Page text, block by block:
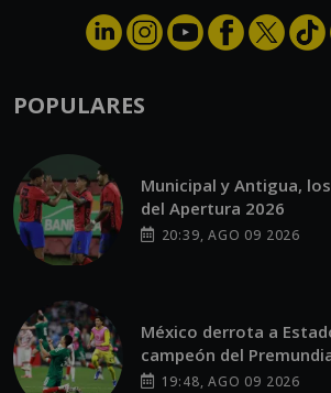
POPULARES
Municipal y Antigua,
del Apertura 2026
20:39, AGO 09 2026
México derrota a
campeón del
19:48, AGO 09 2026